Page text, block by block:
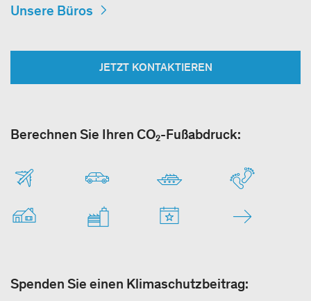
Unsere Büros
JETZT KONTAKTIEREN
Berechnen Sie Ihren CO₂-Fußabdruck:
Spenden Sie einen Klimaschutzbeitrag: